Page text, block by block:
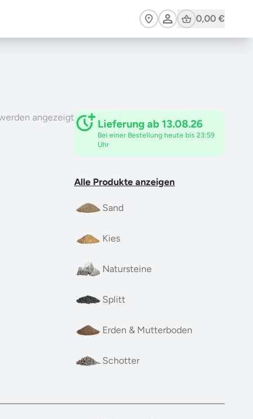
Cart0,00 €
angezeigt
Lieferung ab 13.08.26
Bei einer Bestellung heute bis 23:59
Uhr
Alle Produkte anzeigen
Sand
Kies
Natursteine
Splitt
Erden & Mutterboden
Schotter